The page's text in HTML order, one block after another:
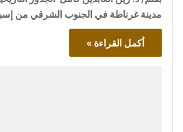
مدينة غرناطة في الجنوب الشرقي من
أكمل القراءة »